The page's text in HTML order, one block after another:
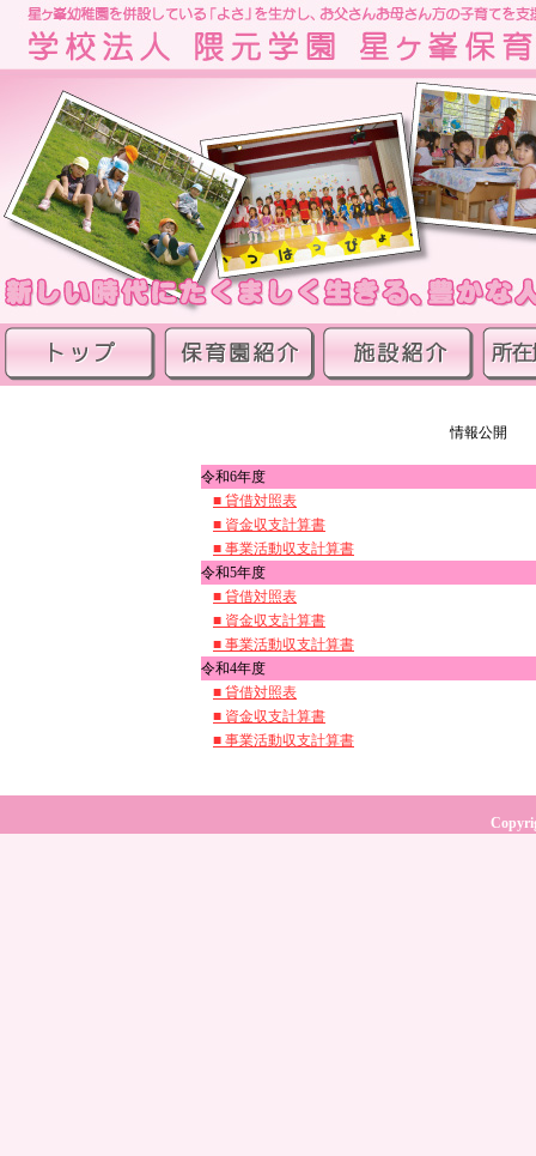
情報公開
令和6年度
■ 貸借対照表
■ 資金収支計算書
■ 事業活動収支計算書
令和5年度
■ 貸借対照表
■ 資金収支計算書
■ 事業活動収支計算書
令和4年度
■ 貸借対照表
■ 資金収支計算書
■ 事業活動収支計算書